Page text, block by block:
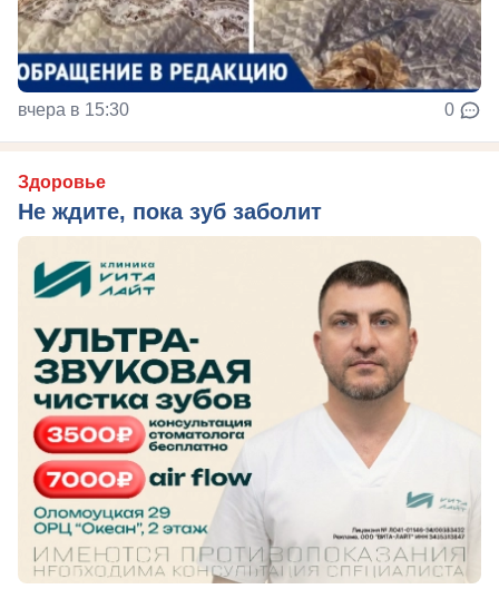
вчера в 15:30 0
Здоровье
Не ждите, пока зуб заболит